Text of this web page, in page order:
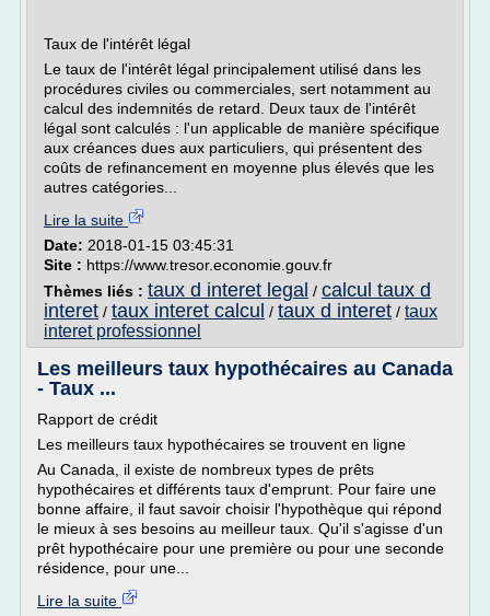
Taux de l'intérêt légal
Le taux de l'intérêt légal principalement utilisé dans les
procédures civiles ou commerciales, sert notamment au
calcul des indemnités de retard. Deux taux de l'intérêt
légal sont calculés : l'un applicable de manière spécifique
aux créances dues aux particuliers, qui présentent des
coûts de refinancement en moyenne plus élevés que les
autres catégories...
Lire la suite
Date: 2018-01-15 03:45:31
Site : https://www.tresor.economie.gouv.fr
Thèmes liés : taux d interet legal / calcul taux d
interet / taux interet calcul / taux d interet / taux
interet professionnel
Les meilleurs taux hypothécaires au Canada
- Taux ...
Rapport de crédit
Les meilleurs taux hypothécaires se trouvent en ligne
Au Canada, il existe de nombreux types de prêts
hypothécaires et différents taux d'emprunt. Pour faire une
bonne affaire, il faut savoir choisir l'hypothèque qui répond
le mieux à ses besoins au meilleur taux. Qu'il s'agisse d'un
prêt hypothécaire pour une première ou pour une seconde
résidence, pour une...
Lire la suite